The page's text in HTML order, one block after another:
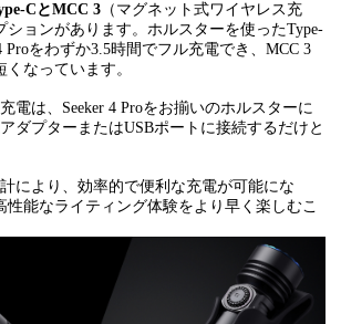
CとMCC 3 （マグネット式ワイヤレス充
ションがあります。ホルスターを使ったType-
Proをわずか3.5時間でフル充電でき、MCC 3
なっています。
電は、Seeker 4 Proをお揃いのホルスターに
ダプターまたはUSBポートに接続するだけと
により、効率的で便利な充電が可能にな
性能なライティング体験をより早く楽しむこ